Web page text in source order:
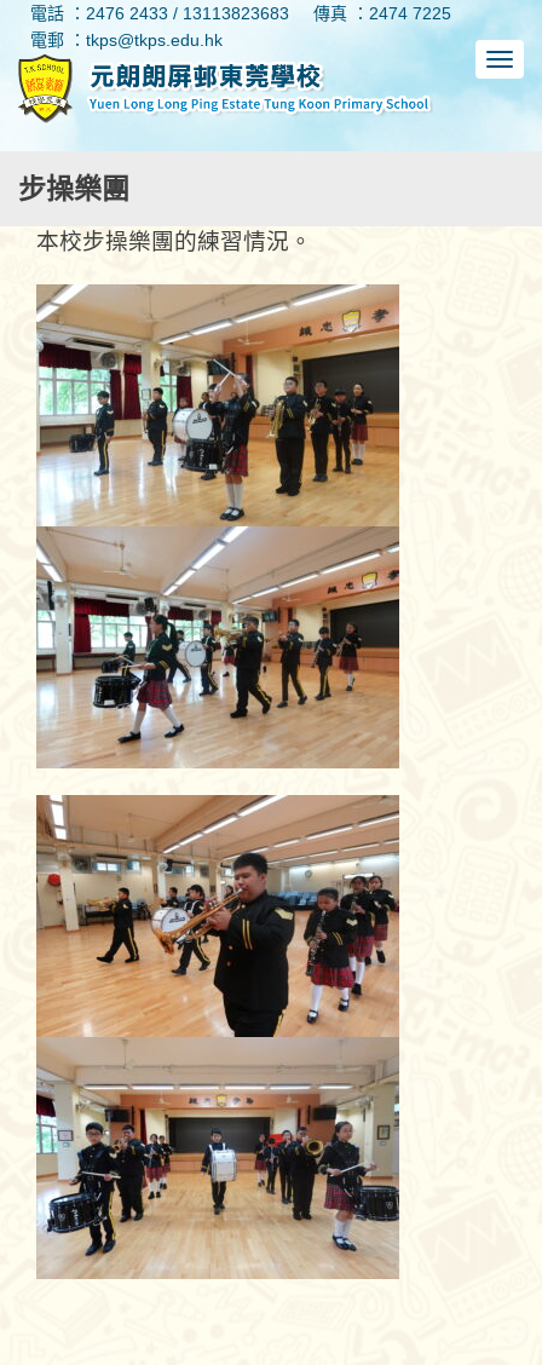
電話 ：2476 2433 / 13113823683
傳真 ：2474 7225
電郵 ：tkps@tkps.edu.hk
步操樂團
本校步操樂團的練習情況。